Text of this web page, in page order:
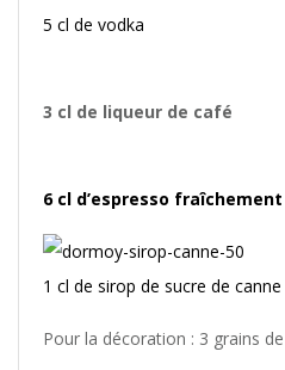
5 cl de vodka
3 cl de liqueur de café
6 cl d’espresso
1 cl de sirop de sucre de canne
Pour la décoration : 3 grains